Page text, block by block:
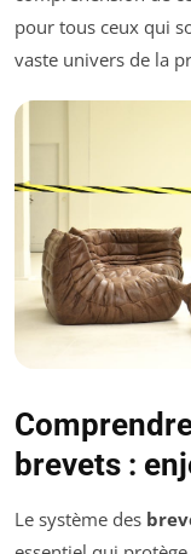
pour tous ceux qui
vaste univers de la
brevets :
Le système des